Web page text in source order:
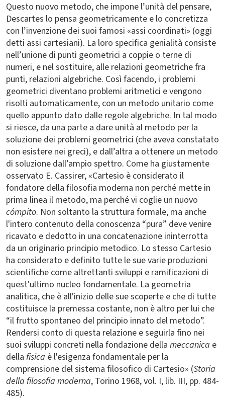
Questo nuovo metodo, che impone l’unità del pensare,
Descartes lo pensa geometricamente e lo concretizza
con l’invenzione dei suoi famosi «assi coordinati» (oggi
detti assi cartesiani). La loro specifica genialità consiste
nell’unione di punti geometrici a coppie o terne di
numeri, e nel sostituire, alle relazioni geometriche fra
punti, relazioni algebriche. Così facendo, i problemi
geometrici diventano problemi aritmetici e vengono
risolti automaticamente, con un metodo unitario come
quello appunto dato dalle regole algebriche. In tal modo
si riesce, da una parte a dare unità al metodo per la
soluzione dei problemi geometrici (che aveva constatato
non esistere nei greci), e dall’altra a ottenere un metodo
di soluzione dall’ampio spettro. Come ha giustamente
osservato E. Cassirer, «Cartesio è considerato il
fondatore della filosofia moderna non perché mette in
prima linea il metodo, ma perché vi coglie un nuovo
cómpito. Non soltanto la struttura formale, ma anche
l'intero contenuto della conoscenza “pura” deve venire
ricavato e dedotto in una concatenazione ininterrotta
da un originario principio metodico. Lo stesso Cartesio
ha considerato e definito tutte le sue varie produzioni
scientifiche come altrettanti sviluppi e ramificazioni di
quest'ultimo nucleo fondamentale. La geometria
analitica, che è all'inizio delle sue scoperte e che di tutte
costituisce la premessa costante, non è altro per lui che
“il frutto spontaneo del principio innato del metodo”.
Rendersi conto di questa relazione e seguirla fino nei
suoi sviluppi concreti nella fondazione della meccanica e
della fisica è l'esigenza fondamentale per la
comprensione del sistema filosofico di Cartesio» (Storia
della filosofia moderna, Torino 1968, vol. I, lib. III, pp. 484-
485).